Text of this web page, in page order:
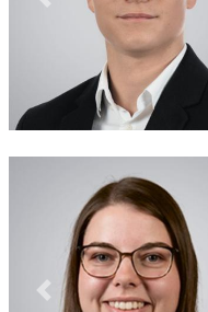
Previous
Previous